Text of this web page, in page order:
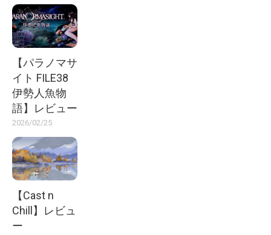
【パラノマサ
イト FILE38
伊勢人魚物
語】レビュー
2026/02/25
【Cast n
Chill】レビュ
ー